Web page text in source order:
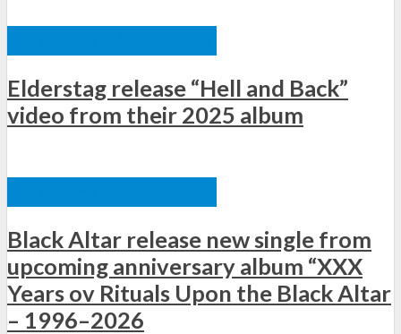
Elderstag release “Hell and Back”
video from their 2025 album
Black Altar release new single from
upcoming anniversary album “XXX
Years ov Rituals Upon the Black Altar
– 1996–2026